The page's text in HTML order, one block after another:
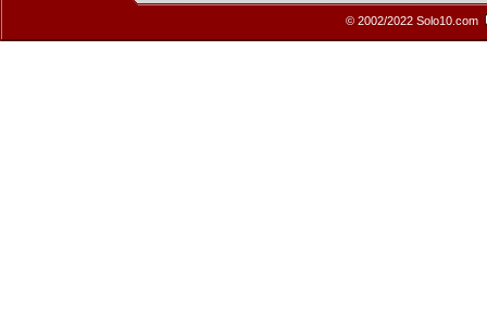
© 2002/2022 Solo10.com